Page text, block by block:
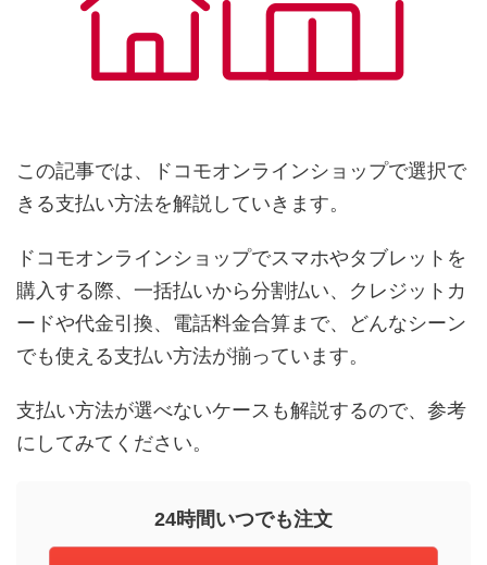
この記事では、ドコモオンラインショップで選択で
きる支払い方法を解説していきます。
ドコモオンラインショップでスマホやタブレットを
購入する際、一括払いから分割払い、クレジットカ
ードや代金引換、電話料金合算まで、どんなシーン
でも使える支払い方法が揃っています。
支払い方法が選べないケースも解説するので、参考
にしてみてください。
24時間いつでも注文